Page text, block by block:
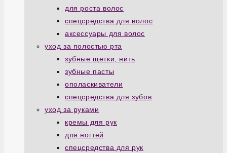
для роста волос
спецсредства для волос
аксессуары для волос
уход за полостью рта
зубные щетки, нить
зубные пасты
ополаскиватели
спецсредства для зубов
уход за руками
кремы для рук
для ногтей
спецсредства для рук